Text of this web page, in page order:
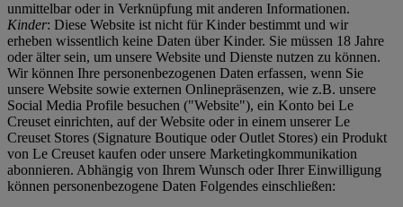
unmittelbar oder in Verknüpfung mit anderen Informationen.
Kinder: Diese Website ist nicht für Kinder bestimmt und wir
erheben wissentlich keine Daten über Kinder. Sie müssen 18 Jahre
oder älter sein, um unsere Website und Dienste nutzen zu können.
Wir können Ihre personenbezogenen Daten erfassen, wenn Sie
unsere Website sowie externen Onlinepräsenzen, wie z.B. unsere
Social Media Profile besuchen ("Website"), ein Konto bei Le
Creuset einrichten, auf der Website oder in einem unserer Le
Creuset Stores (Signature Boutique oder Outlet Stores) ein Produkt
von Le Creuset kaufen oder unsere Marketingkommunikation
abonnieren. Abhängig von Ihrem Wunsch oder Ihrer Einwilligung
können personenbezogene Daten Folgendes einschließen: